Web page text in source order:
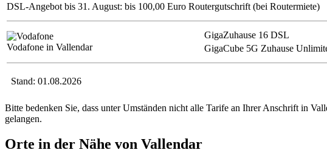
DSL-Angebot bis 31. August: bis 100,00 Euro Routergutschrift (bei Routermiete)
Vodafone in Vallendar
GigaZuhause 16 DSL
GigaCube 5G Zuhause
Stand: 01.08.2026
Bitte bedenken Sie, dass unter Umständen nicht alle Tarife an Ihrer Anschrift in
gelangen.
Orte in der Nähe von Vallendar